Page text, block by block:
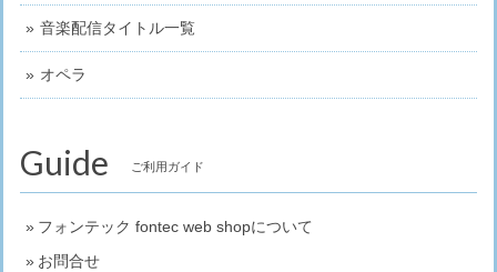
音楽配信タイトル一覧
オペラ
Guide ご利用ガイド
フォンテック fontec web shopについて
お問合せ